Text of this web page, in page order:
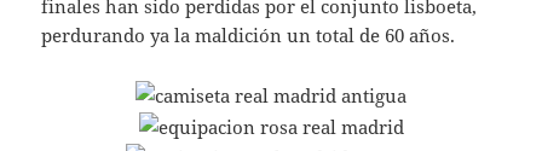
finales han sido perdidas por el conjunto lisboeta,
perdurando ya la maldición un total de 60 años.